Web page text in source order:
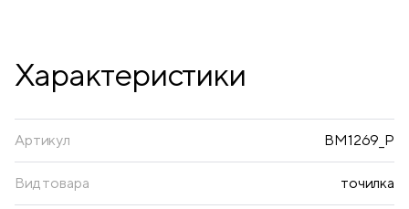
Характеристики
Артикул BM1269_P
Вид товара точилка